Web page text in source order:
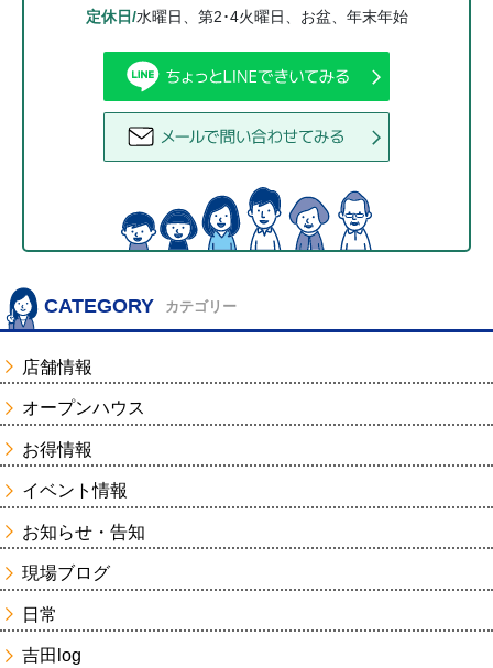
定休日/水曜日、第2･4火曜日、お盆、年末年始
CATEGORY カテゴリー
店舗情報
オープンハウス
お得情報
イベント情報
お知らせ・告知
現場ブログ
日常
吉田log